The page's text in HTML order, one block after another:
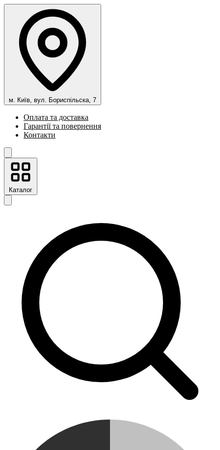
м. Київ, вул. Бориспільска, 7
Оплата та доставка
Гарантії та повернення
Контакти
Каталог